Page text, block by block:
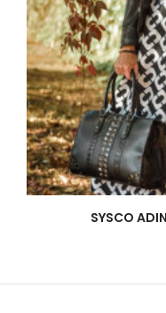
SYSCO